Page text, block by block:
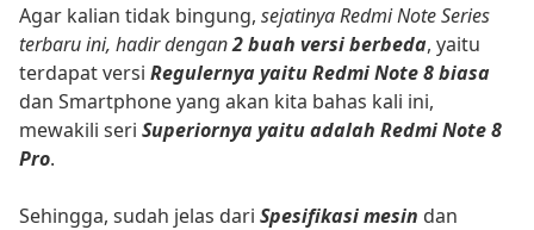
Agar kalian tidak bingung, sejatinya Redmi Note Series
terbaru ini, hadir dengan2 buah versi berbeda, yaitu
terdapat versi Regulernya yaitu Redmi Note 8 biasa
dan Smartphone yang akan kita bahas kali ini,
mewakili seri Superiornya yaitu adalah Redmi Note 8
Pro.
Sehingga, sudah jelas dari Spesifikasi mesin dan